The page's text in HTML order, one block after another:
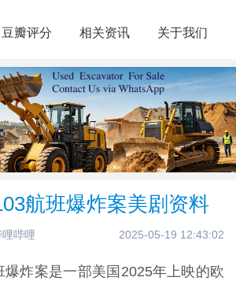
豆瓣评分 相关资讯 关于我们
航班爆炸案美剧资料
哔哩 2025-05-19 12:43:02
爆炸案是一部美国2025年上映的欧